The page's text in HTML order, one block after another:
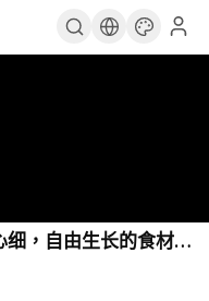
，自由生长的食材，
活、酸辣地道的德宏